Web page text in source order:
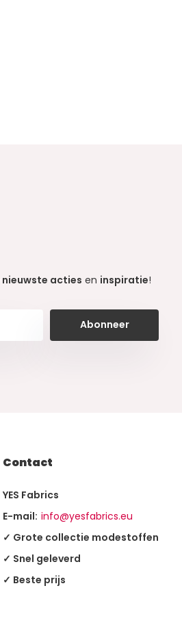
nieuwste acties en inspiratie!
Abonneer
Contact
YES Fabrics
E-mail: info@yesfabrics.eu
✓ Grote collectie modestoffen
✓ Snel geleverd
✓ Beste prijs